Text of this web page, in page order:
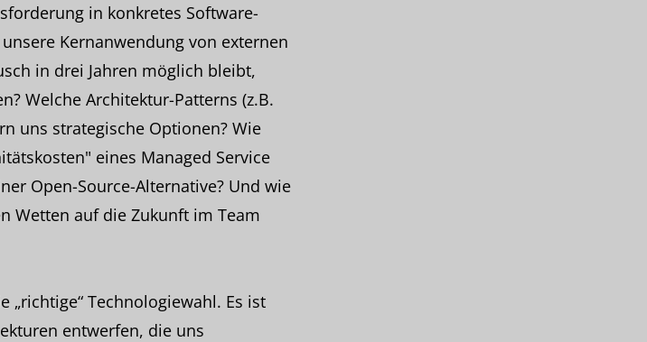
in konkretes Software-
Kernanwendung von externen
in drei Jahren möglich bleibt,
Welche Architektur-Patterns (z.B.
uns strategische Optionen? Wie
eines Managed Service
Open-Source-Alternative? Und wie
Wetten auf die Zukunft im Team
„richtige“ Technologiewahl. Es ist
entwerfen, die uns